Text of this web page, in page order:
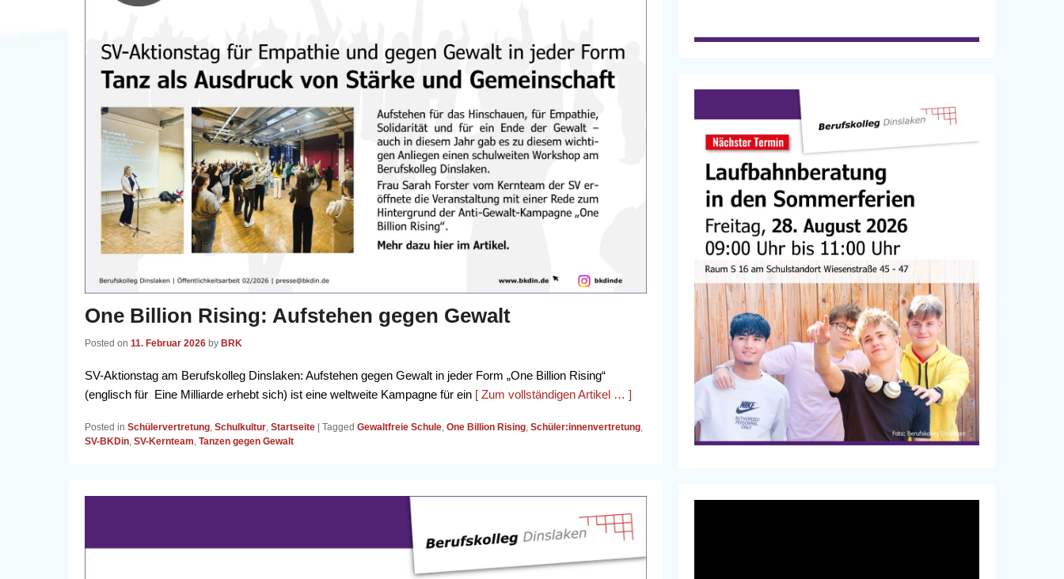
One Billion Rising: Aufstehen gegen Gewalt
Posted on 11. Februar 2026 by BRK
SV-Aktionstag am Berufskolleg Dinslaken: Aufstehen gegen Gewalt in jeder Form „One Billion Rising“
(englisch für Eine Milliarde erhebt sich) ist eine weltweite Kampagne für ein [ Zum vollständigen Artikel … ]
Posted in Schülervertretung, Schulkultur, Startseite | Tagged Gewaltfreie Schule, One Billion Rising, Schüler:innenvertretung,
SV-BKDin, SV-Kernteam, Tanzen gegen Gewalt